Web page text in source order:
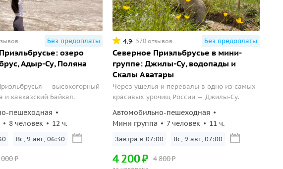
Без предоплаты
озеро
Адыр-Су, Поляна
— высокогорный
и кавказский Байкал.
пешеходная
8 человек 12 ч.
Вс, 9 авг, 06:30
000₽
4.9 570 отзывов Без предоплаты
Северное Приэльбрусье в мини-
группе: Джилы-Су, водопады и
Скалы Аватары
Через ущелья и перевалы в одно из самых
красивых урочищ России — Джилы-Су.
Автомобильно-пешеходная
Мини группа
7 человек 11 ч.
Завтра в 07:00 Вс, 9 авг, 07:00
4800₽
4200₽